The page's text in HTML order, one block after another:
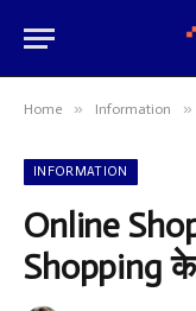
Home » Information »
INFORMATION
Online
Shopping